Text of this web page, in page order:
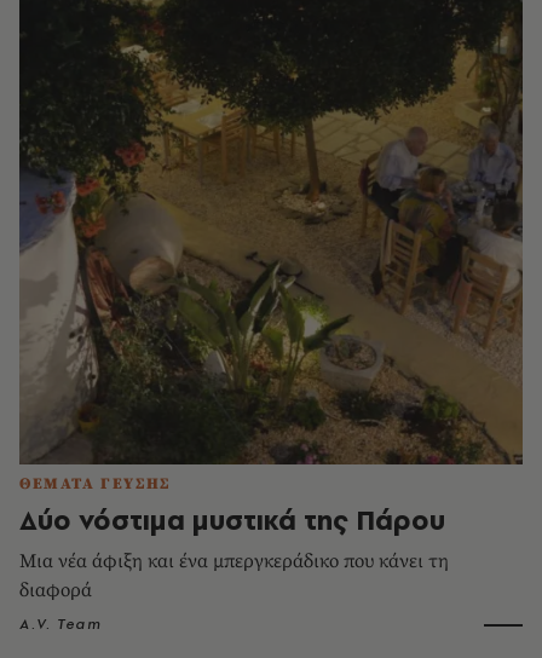
ΘΕΜΑΤΑ ΓΕΥΣΗΣ
Δύο νόστιμα μυστικά της Πάρου
Μια νέα άφιξη και ένα μπεργκεράδικο που κάνει τη
διαφορά
A.V. Team